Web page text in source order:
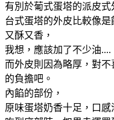
有別於葡式蛋塔的派皮式
台式蛋塔的外皮比較像
又酥又香，
我想，應該加了不少油....
而外皮則因為略厚，對
的負擔吧。
內餡的部份，
原味蛋塔奶香十足，口感